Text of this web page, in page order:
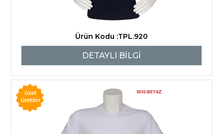
Ürün Kodu :TPL.920
DETAYLI BİLGİ